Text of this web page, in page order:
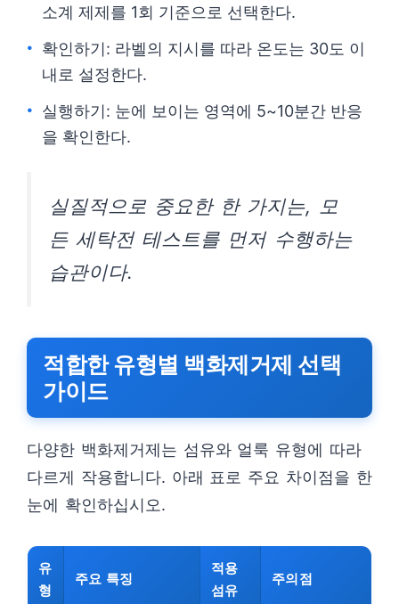
소계 제제를 1회 기준으로 선택한다.
확인하기: 라벨의 지시를 따라 온도는 30도 이
내로 설정한다.
실행하기: 눈에 보이는 영역에 5~10분간 반응
을 확인한다.
실질적으로 중요한 한 가지는, 모
든 세탁전 테스트를 먼저 수행하는
습관이다.
적합한 유형별 백화제거제 선택
가이드
다양한 백화제거제는 섬유와 얼룩 유형에 따라
다르게 작용합니다. 아래 표로 주요 차이점을 한
눈에 확인하십시오.
유
형
주요 특징
적용
섬유
주의점